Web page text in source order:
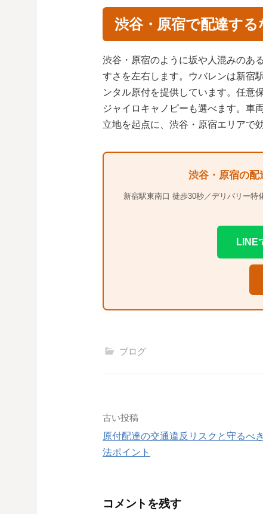
渋谷・原宿で配達す
渋谷・原宿のように坂や人混みのあ
すさを左右します。ウバレンは新宿
ンタル原付を提供しています。任意
ジャイロキャノピーも選べます。車
立地を起点に、渋谷・原宿エリアで
渋谷・原宿の配
新宿駅東南口 徒歩30秒／デリバリー
LINE
ブログ
投
稿
古い投稿
原付配達の交通違反リスクと守るべ
法ポイント
コメントを残す